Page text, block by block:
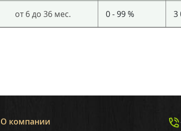
от 6 до 36 мес. 0 - 99 % 3
О компании